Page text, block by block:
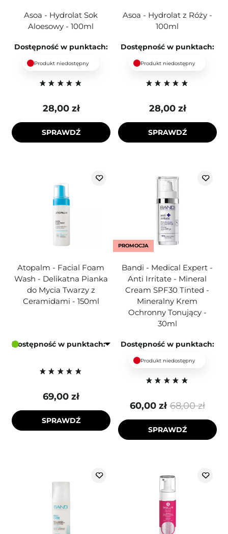
Asoa - Hydrolat Sok
Aloesowy - 100ml
Dostępność w punktach:
Produkt niedostępny
28,00 zł
SPRAWDŹ
Asoa - Hydrolat z Róży -
100ml
Dostępność w punktach:
Produkt niedostępny
28,00 zł
SPRAWDŹ
Atopalm - Facial Foam
Wash - Delikatna Pianka
do Mycia Twarzy z
Ceramidami - 150ml
Dostępność w punktach:
69,00 zł
SPRAWDŹ
PROMOCJA
Bandi - Medical Expert -
Anti Irritate - Mineral
Cream SPF30 Tinted -
Mineralny Krem
Ochronny Tonujący -
30ml
Dostępność w punktach:
Produkt niedostępny
68,00 zł
60,00 zł
SPRAWDŹ